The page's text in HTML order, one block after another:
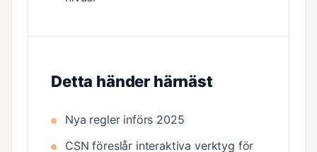
Detta händer härnäst
Nya regler införs 2025
CSN föreslår interaktiva verktyg för